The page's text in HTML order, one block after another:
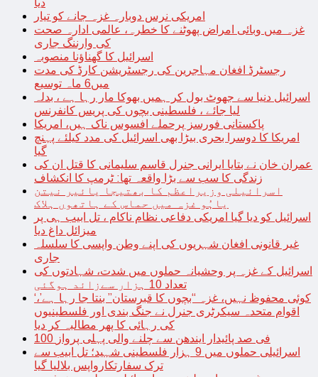
دیا
امریکی نرس دوبارہ غزہ جانے کو تیار
غزہ میں وبائی امراض پھوٹنے کا خطرہ، عالمی ادارہ صحت
کی وارننگ جاری
اسرائیل کا گھناؤنا منصوبہ
رجسٹرڈ افغان مہاجرین کی رجسٹریشن کارڈ کی مدت
میں6 ماہ توسیع
اسرائیل دنیا سے جھوٹ بول کر ہمیں بھوکا مار رہا ہے ، بدلہ
لیا جائے ، فلسطینی بچوں کی پریس کانفرنس
پاکستانی فورسز پرحملے افسوس ناک ہیں، امریکا
امریکا کا دوسرا بحری بیڑا بھی اسرائیل کی مدد کیلئے پہنچ
گیا
عمران خان نے بتایا ایرانی جنرل قاسم سلیمانی کا قتل ان کی
زندگی کا سب سے بڑا واقعہ تھا: ٹرمپ کا انکشاف
اسرائیلی وزیراعظم کا بھتیجا یائیر نیتن
یاہُو غزہ میں حماس کے ہاتھوں ہلاک
اسرائیل کو دیا گیا امریکی دفاعی نظام ناکام ، تل ابیب ہی پر
میزائل داغ دیا
غیر قانونی افغان شہریوں کی اپنے وطن واپسی کا سلسلہ
جاری
اسرائیل کے غزہ پر وحشیانہ حملوں میں شدت، شہادتوں کی
تعداد 10 ہزار سےزائد ہوگئی
‘کوئی محفوظ نہیں، غزہ “بچوں کا قبرستان” بنتا جا رہا ہے’،
اقوام متحدہ سیکرٹری جنرل نے جنگ بندی اور فلسطینیوں
کی رہائی کا پھر مطالبہ کر دیا
100 فی صد پائیدار ایندھن سے چلنے والی پہلی پرواز
اسرائیلی حملوں میں 9 ہزار فلسطینی شہید؛ تل ابیب سے
ترک سفارتکارواپس بلالیا گیا